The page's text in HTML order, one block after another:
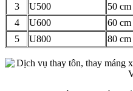
3 U500 50 cm
4 U600 60 cm
5 U800 80 cm